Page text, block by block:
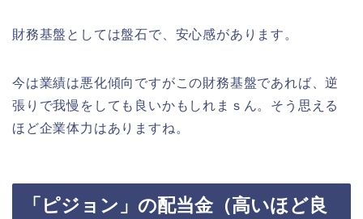
財務基盤としては盤石で、安心感があります。
今は業績は悪化傾向ですがこの財務基盤であれば、逆
張りで我慢をしても良いかもしれまｓん。そう思える
ほど企業体力はありますね。
「ピジョン」の配当金（高いほど良